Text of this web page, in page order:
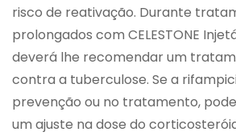
risco de reativação. Durante
prolongados com CELESTONE
deverá lhe recomendar um
contra a tuberculose. Se a
prevenção ou no tratamento,
um ajuste na dose do